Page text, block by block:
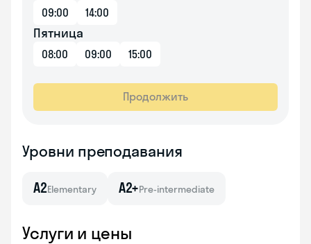
09:00 14:00
Пятница
08:00 09:00 15:00
Продолжить
Уровни преподавания
A2Elementary A2+Pre-intermediate
Услуги и цены